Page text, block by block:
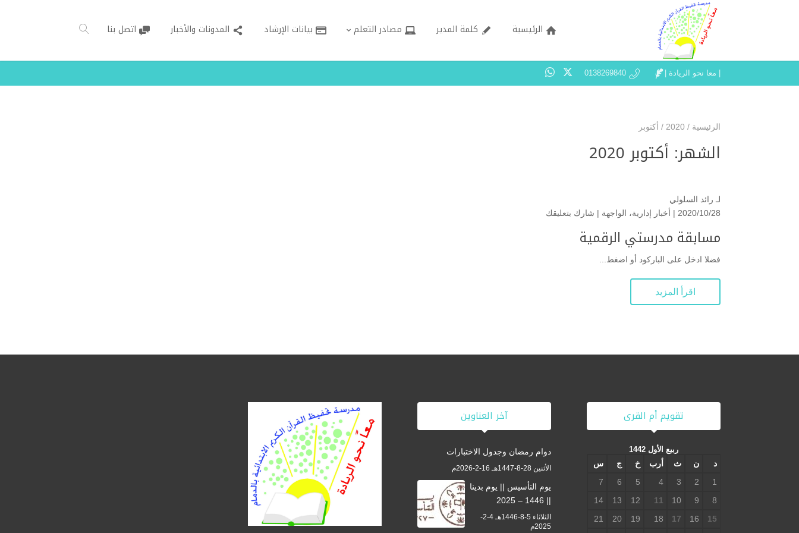
الرئيسية كلمة المدير مصادر التعلم بيانات الإرشاد المدونات والأخبار اتصل بنا
| معا نحو الريادة | 0138269840
الرئيسية /
2020
/ أكتوبر
الشهر: أكتوبر 2020
لـ رائد السلولي
2020/10/28 |
أخبار إدارية، الواجهة | شارك بتعليقك
مسابقة مدرستي الرقمية
فضلا ادخل على الباركود أو اضغط...
اقرأ المزيد
تقويم أم القرى
ربيع الأول 1442
د ن ث أرب خ ج
س
1
2
3
4
5
6
7
8
9
10
11
12
13
14
15
16
17
18
19
20
21
آخر العناوين
دوام رمضان وجدول الاختبارات
الأثنين 28-8-1447هـ 16-2-2026م
يوم التأسيس || يوم بدينا
|| 1446 – 2025
الثلاثاء 5-8-1446هـ 4-2-
2025م